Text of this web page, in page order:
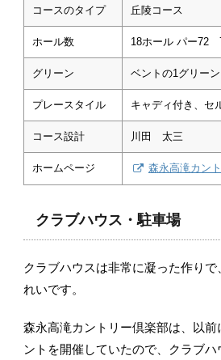
コースのタイプ 丘陵コース
ホール数 18ホール パー72
グリーン ベントの1グリーン
プレースタイル キャディ付き、セ
コース設計 川田 太三
ホームページ 森永高滝カン
クラブハウス・駐車場
クラブハウスは非常に凝った作りで
れいです。
森永高滝カントリー倶楽部は、以前
ントを開催していたので、クラブ